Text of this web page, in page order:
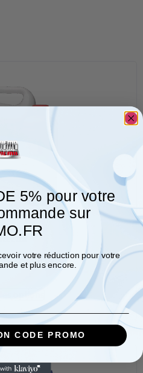
–49,00€
5% pour votre
sur
votre réduction pour votre
et plus encore.
CODE PROMO